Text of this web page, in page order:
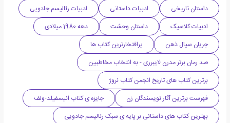
داستان تاریخی
ادبیات داستانی
ادبیات رئالیسم جادویی
ادبیات کلاسیک
داستان وحشت
دهه 1980 میلادی
جریان سیال ذهن
پرافتخارترین کتاب ها
صد رمان برتر مدرن لایبرری - به انتخاب مخاطبین
برترین کتاب های تاریخ انجمن کتاب نروژ
فهرست برترین آثار نویسندگان زن
جایزه ی کتاب انیسفیلد-ولف
بهترین کتاب های داستانی بر پایه ی سبک رئالیسم جادویی